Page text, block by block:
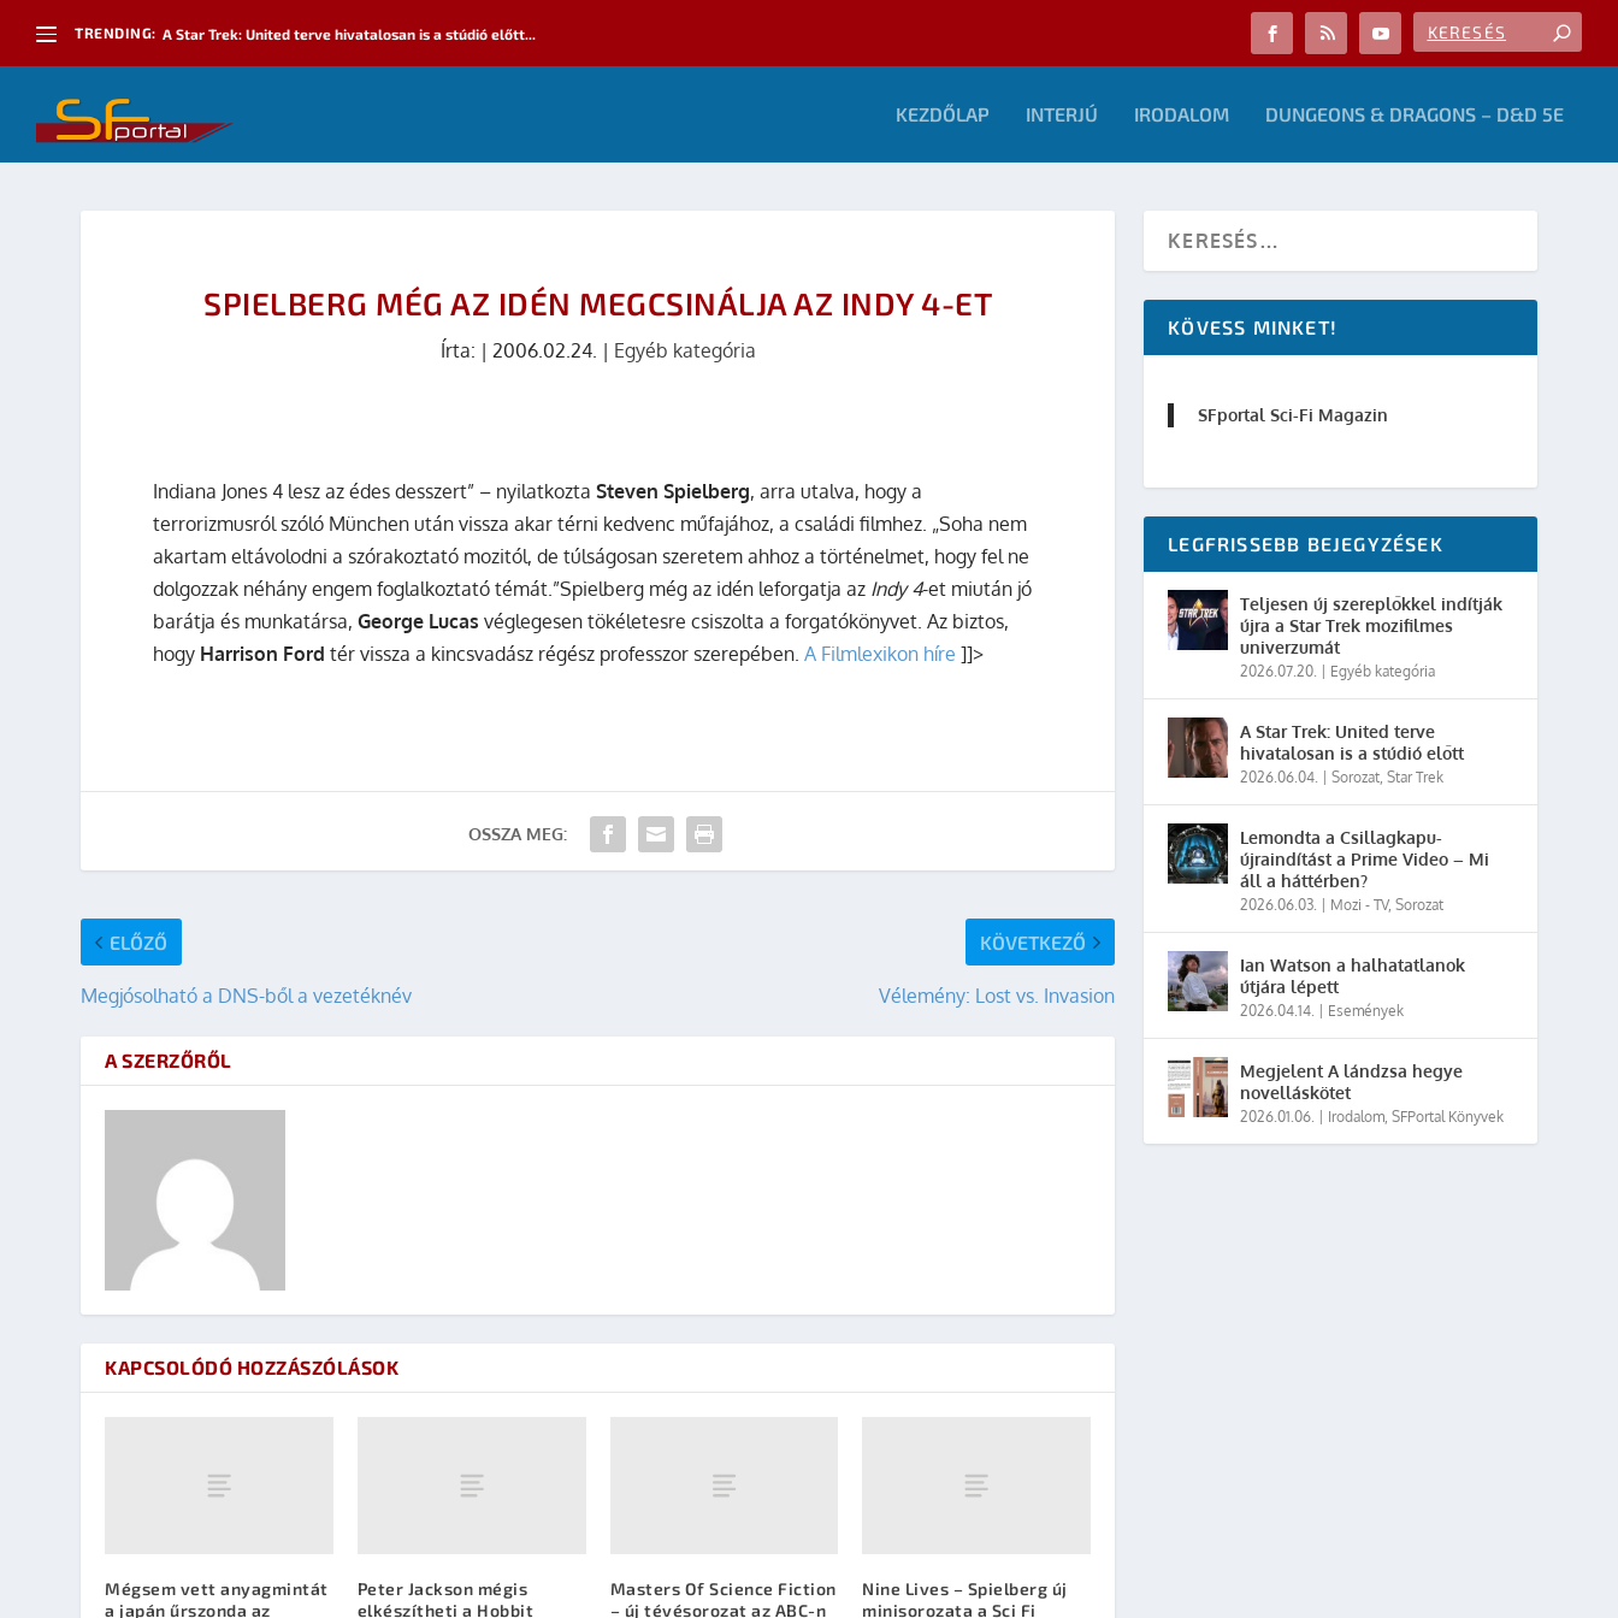
TRENDING: A Star Trek: United terve hivatalosan is a stúdió előtt...
KEZDŐLAP INTERJÚ IRODALOM DUNGEONS & DRAGONS – D&D 5E
SPIELBERG MÉG AZ IDÉN MEGCSINÁLJA AZ INDY 4-ET
Írta: | 2006.02.24. | Egyéb kategória
Indiana Jones 4 lesz az édes desszert” – nyilatkoztaSteven Spielberg, arra utalva, hogy a
terrorizmusról szóló München után vissza akar térni kedvenc műfajához, a családi filmhez. „Soha nem
akartam eltávolodni a szórakoztató mozitól, de túlságosan szeretem ahhoz a történelmet, hogy fel ne
dolgozzak néhány engem foglalkoztató témát.”Spielberg még az idén leforgatja az Indy 4-et miután jó
barátja és munkatársa,George Lucas véglegesen tökéletesre csiszolta a forgatókönyvet. Az biztos,
hogy Harrison Ford tér vissza a kincsvadász régész professzor szerepében.A Filmlexikon híre ]]>
OSSZA MEG:
ELŐZŐ
Megjósolható a DNS-ből a vezetéknév
KÖVETKEZŐ
Vélemény: Lost vs. Invasion
A SZERZŐRŐL
KAPCSOLÓDÓ HOZZÁSZÓLÁSOK
Mégsem vett anyagmintát
a japán űrszonda az
Peter Jackson mégis
elkészítheti a Hobbit
Masters Of Science Fiction
– új tévésorozat az ABC-n
Nine Lives – Spielberg új
minisorozata a Sci Fi
KÖVESS MINKET!
SFportal Sci-Fi Magazin
LEGFRISSEBB BEJEGYZÉSEK
Teljesen új szereplőkkel indítják
újra a Star Trek mozifilmes
univerzumát
2026.07.20. Egyéb kategória
A Star Trek: United terve
hivatalosan is a stúdió előtt
2026.06.04. |Sorozat,Star Trek
Lemondta a Csillagkapu-
újraindítást a Prime Video – Mi
áll a háttérben?
2026.06.03. Mozi - TV,Sorozat
Ian Watson a halhatatlanok
útjára lépett
2026.04.14. Események
Megjelent A lándzsa hegye
novelláskötet
2026.01.06. Irodalom,SFPortal Könyvek